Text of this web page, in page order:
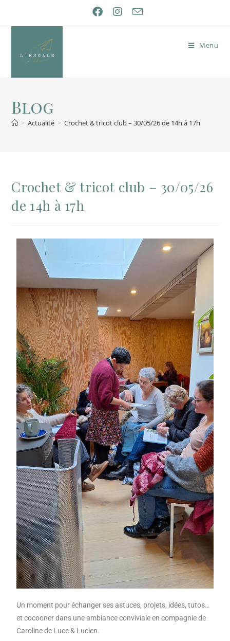
Menu
Blog
> Actualité > Crochet & tricot club – 30/05/26 de 14h à 17h
Crochet & tricot club – 30/05/26
de 14h à 17h
Un moment pour échanger ses astuces, projets, idées, tutos…
et cocooner dans une ambiance conviviale en compagnie de
Caroline de Luce & Lucien.